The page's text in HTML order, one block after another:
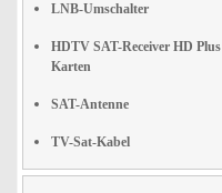
LNB-Umschalter
HDTV SAT-Receiver HD Plus
Karten
SAT-Antenne
TV-Sat-Kabel